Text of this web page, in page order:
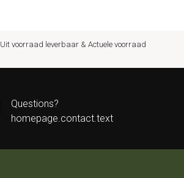
Uit voorraad leverbaar & Actuele voorraad
Questions?
homepage.contact.text